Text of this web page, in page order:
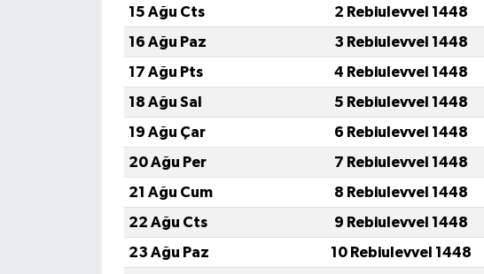
15 Ağu Cts
2 Rebiulevvel 1448
16 Ağu Paz
3 Rebiulevvel 1448
17 Ağu Pts
4 Rebiulevvel 1448
18 Ağu Sal
5 Rebiulevvel 1448
19 Ağu Çar
6 Rebiulevvel 1448
20 Ağu Per
7 Rebiulevvel 1448
21 Ağu Cum
8 Rebiulevvel 1448
22 Ağu Cts
9 Rebiulevvel 1448
23 Ağu Paz
10 Rebiulevvel 1448